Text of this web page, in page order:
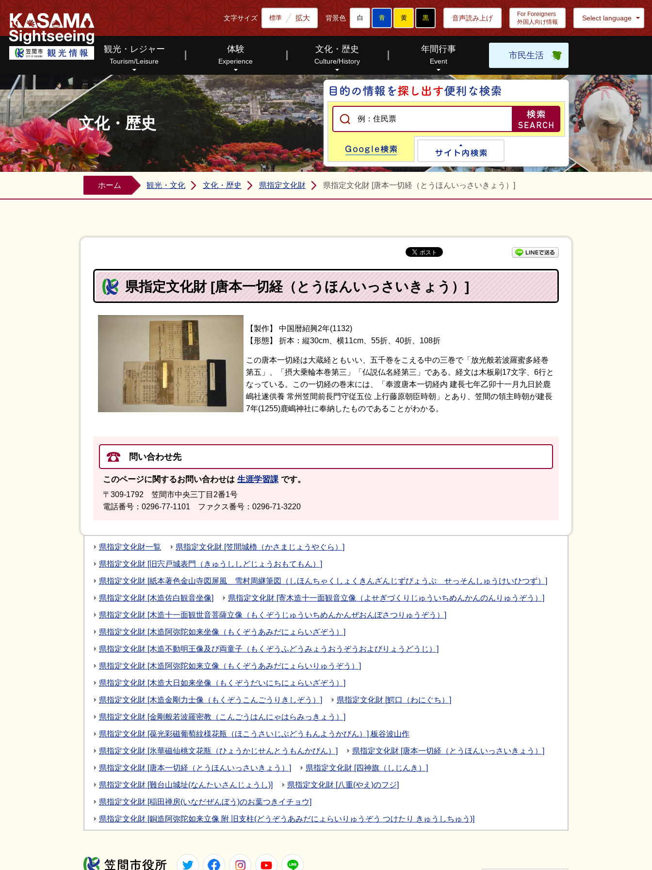
文字サイズ 標準 拡大 背景色 白 青 黄 黒 音声読み上げ
For Foreigners
外国人向け情報
Select language
観光・レジャー
Tourism/Leisure
体験
Experience
文化・歴史
Culture/History
年間行事
Event
市民生活
文化・歴史
目的の情報を探
Google検索
ホーム 観光・文化 文化・歴史 県指定文化財 県指定文化財 [唐本一切経（とうほんいっさいきょう）]
県指定文化財 [唐本一切経（とうほんいっさいきょう）]
【製作】 中国暦紹興2年(1132)
【形態】 折本：縦30cm、横11cm、55折、40折、108折
この唐本一切経は大蔵経ともいい、五千巻をこえる中の三巻で「放光般若波羅蜜多経巻
第五」、「摂大乗輪本巻第三」「仏説仏名経第三」である。経文は木板刷17文字、6行と
なっている。この一切経の巻末には、「奉渡唐本一切経内 建長七年乙卯十一月九日於鹿
嶋社遂供養 常州笠間前長門守従五位 上行藤原朝臣時朝」とあり、笠間の領主時朝が建長
7年(1255)鹿嶋神社に奉納したものであることがわかる。
問い合わせ先
このページに関するお問い合わせは 生涯学習課 です。
〒309-1792 笠間市中央三丁目2番1号
電話番号：0296-77-1101 ファクス番号：0296-71-3220
県指定文化財一覧 県指定文化財 [笠間城櫓（かさまじょうやぐら）]
県指定文化財 [旧宍戸城表門（きゅうししどじょうおもてもん）]
県指定文化財 [紙本著色金山寺図屏風 雪村周継筆図（しほんちゃくしょくきんざんじずびょうぶ せっそんしゅうけいひつず）]
県指定文化財 [木造佐白観音坐像] 県指定文化財 [寄木造十一面観音立像（よせぎづくりじゅういちめんかんのんりゅうぞう）]
県指定文化財 [木造十一面観世音菩薩立像（もくぞうじゅういちめんかんぜおんぼさつりゅうぞう）]
県指定文化財 [木造阿弥陀如来坐像（もくぞうあみだにょらいざぞう）]
県指定文化財 [木造不動明王像及び両童子（もくぞうふどうみょうおうぞうおよびりょうどうじ）]
県指定文化財 [木造阿弥陀如来立像（もくぞうあみだにょらいりゅうぞう）]
県指定文化財 [木造大日如来坐像（もくぞうだいにちにょらいざぞう）]
県指定文化財 [木造金剛力士像（もくぞうこんごうりきしぞう）] 県指定文化財 [鰐口（わにぐち）]
県指定文化財 [金剛般若波羅密教（こんごうはんにゃはらみっきょう）]
県指定文化財 [葆光彩磁葡萄紋様花瓶（ほこうさいじぶどうもんようかびん）] 板谷波山作
県指定文化財 [氷華磁仙桃文花瓶（ひょうかじせんとうもんかびん）] 県指定文化財 [唐本一切経（とうほんいっさいきょう）]
県指定文化財 [唐本一切経（とうほんいっさいきょう）] 県指定文化財 [四神旗（しじんき）]
県指定文化財 [難台山城址(なんたいさんじょうし)] 県指定文化財 [八重(やえ)のフジ]
県指定文化財 [稲田禅房(いなだぜんぼう)のお葉つきイチョウ]
県指定文化財 [銅造阿弥陀如来立像 附 旧支柱(どうぞうあみだにょらいりゅうぞう つけたり きゅうしちゅう)]
笠間市役所Twitter FacebookInstagramYoutube